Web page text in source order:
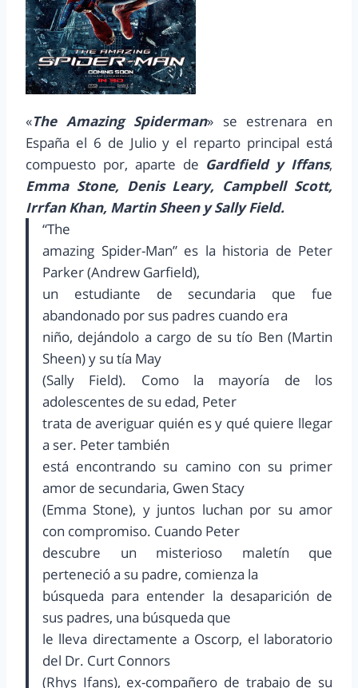
«The Amazing Spiderman» se estrenara en
España el 6 de Julio y el reparto principal está
compuesto por, aparte de Gardfield y Iffans,
Emma Stone, Denis Leary, Campbell Scott,
Irrfan Khan, Martin Sheen y Sally Field.
“The
amazing Spider-Man” es la historia de Peter
Parker (Andrew Garfield),
un estudiante de secundaria que fue
abandonado por sus padres cuando era
niño, dejándolo a cargo de su tío Ben (Martin
Sheen) y su tía May
(Sally Field). Como la mayoría de los
adolescentes de su edad, Peter
trata de averiguar quién es y qué quiere llegar
a ser. Peter también
está encontrando su camino con su primer
amor de secundaria, Gwen Stacy
(Emma Stone), y juntos luchan por su amor
con compromiso. Cuando Peter
descubre un misterioso maletín que
perteneció a su padre, comienza la
búsqueda para entender la desaparición de
sus padres, una búsqueda que
le lleva directamente a Oscorp, el laboratorio
del Dr. Curt Connors
(Rhys Ifans), ex-compañero de trabajo de su